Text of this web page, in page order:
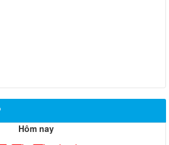
Hôm nay
dụng viên chức năm 2026
tổ chức và cá nhân chủ trì thực hiện